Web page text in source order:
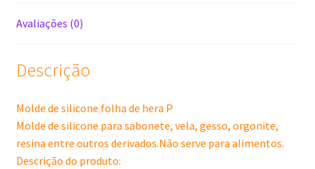
Avaliações (0)
Descrição
Molde de silicone folha de hera P
Molde de silicone para sabonete, vela, gesso, orgonite,
resina entre outros derivados.Não serve para alimentos.
Descrição do produto: